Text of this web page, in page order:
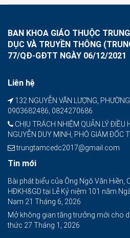
BAN KHOA GIÁO THUỘC
DỤC VÀ TRUYỀN THÔNG
77/QĐ-GĐTT NGÀY 06/12/2021
Liên hệ
132 NGUYỄN VĂN LƯỢNG,
0903682486; 0824270686
CHỊU TRÁCH NHIỆM QUẢN LÝ ĐIỀU
NGUYỄN DUY MINH, PHÓ GIÁM ĐỐC
trungtamcedc2017@gmail.com
Tin mới
Bài phát biểu của Ông Ngô Văn Hiền,
HĐKH&GD tại Lễ Kỷ niệm 101 năm
Nam 21 Tháng 6, 2026
Mở không gian tăng trưởng mới cho
thức 27 Tháng 1, 2026